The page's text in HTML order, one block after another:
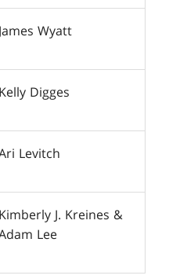
James Wyatt
Kelly Digges
Levitch
Kimberly J. Kreines &
Lee